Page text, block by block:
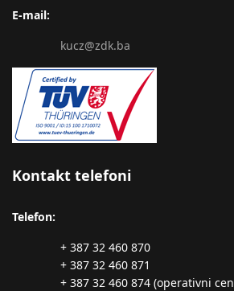
E-mail:
kucz@zdk.ba
Kontakt telefoni
Telefon:
+ 387 32 460 870
+ 387 32 460 871
+ 387 32 460 874 (operativni